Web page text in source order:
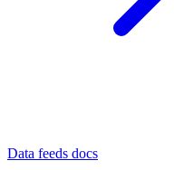
Data feeds docs